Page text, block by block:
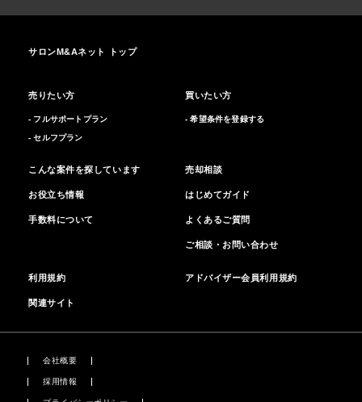
サロンM&Aネット トップ
売りたい方
- フルサポートプラン
- セルフプラン
買いたい方
- 希望条件を登録する
こんな案件を探しています
お役立ち情報
手数料について
売却相談
はじめてガイド
よくあるご質問
ご相談・お問い合わせ
利用規約 アドバイザー会員利用規約
関連サイト
会社概要
採用情報